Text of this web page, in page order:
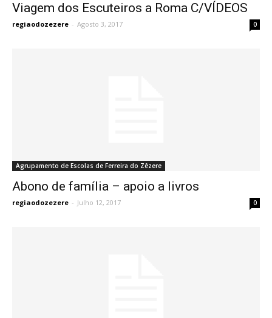
Viagem dos Escuteiros a Roma C/VÍDEOS
regiaodozezere - Agosto 3, 2017 0
Agrupamento de Escolas de Ferreira do Zêzere
Abono de família – apoio a livros
regiaodozezere - Julho 12, 2017 0